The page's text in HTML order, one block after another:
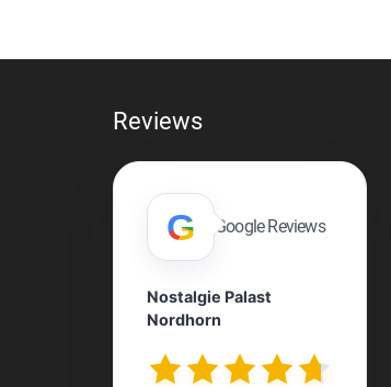
Reviews
G Google Reviews
Nostalgie Palast
Nordhorn